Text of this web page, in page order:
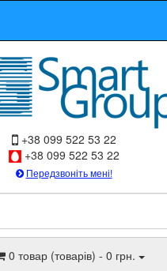
+38 099 522 53 22
+38 099 522 53 22
Передзвоніть мені!
0 товар (товарів) - 0 грн.